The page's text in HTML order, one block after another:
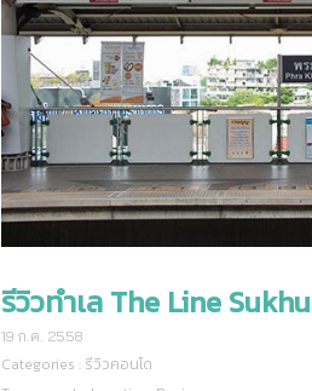
รีวิวทำเล The Line
19 ก.ค. 2558
Categories : รีวิวคอนโด